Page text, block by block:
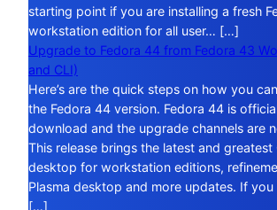
starting point if you are installing a fresh
workstation edition for all user… […]
Upgrade to Fedora 44 from Fedora 43
and CLI)
Here’s are the quick steps on how you
the Fedora 44 version. Fedora 44 is
download and the upgrade channels are
This release brings the latest and greatest
desktop for workstation editions,
Plasma desktop and more updates. If
[…]